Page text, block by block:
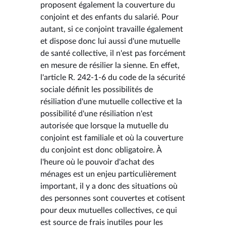
proposent également la couverture du
conjoint et des enfants du salarié. Pour
autant, si ce conjoint travaille également
et dispose donc lui aussi d'une mutuelle
de santé collective, il n'est pas forcément
en mesure de résilier la sienne. En effet,
l'article R. 242-1-6 du code de la sécurité
sociale définit les possibilités de
résiliation d'une mutuelle collective et la
possibilité d'une résiliation n'est
autorisée que lorsque la mutuelle du
conjoint est familiale et où la couverture
du conjoint est donc obligatoire. À
l'heure où le pouvoir d'achat des
ménages est un enjeu particulièrement
important, il y a donc des situations où
des personnes sont couvertes et cotisent
pour deux mutuelles collectives, ce qui
est source de frais inutiles pour les